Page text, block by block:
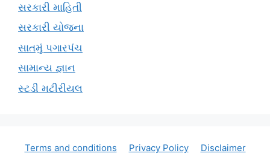
સરકારી માહિતી
સરકારી યોજના
સાતમું પગારપંચ
સામાન્ય જ્ઞાન
સ્ટડી મટીરીયલ
Terms and conditions Privacy Policy
Disclaimer